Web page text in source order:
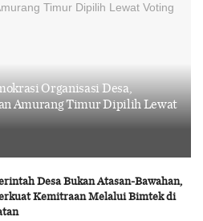
Organisasi Desa,
Amurang Timur Dipilih Lewat
Desa Bukan Atasan-Bawahan,
Kemitraan Melalui Bimtek di